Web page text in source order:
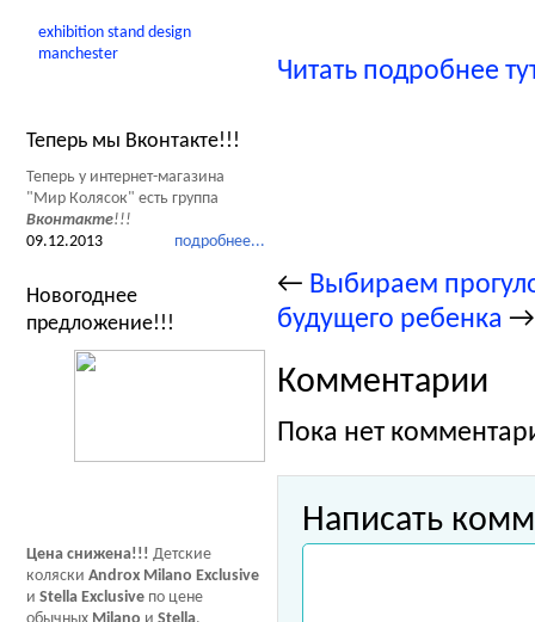
Читать подробнее
← Выбираем
будущего ребенка →
Комментарии
Пока нет
Написать
exhibition stand design
manchester
Теперь мы Вконтакте!!!
Теперь у интернет-магазина
"Мир Колясок" есть группа
Вконтакте!!!
подробнее...
09.12.2013
Новогоднее
предложение!!!
Цена снижена!!! Детские
коляски Androx Milano Exclusive
и Stella Exclusive по цене